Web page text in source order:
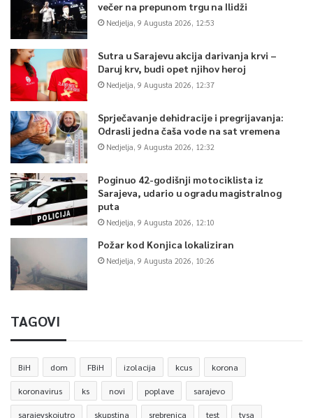
večer na prepunom trgu na Ilidži
Nedjelja, 9 Augusta 2026, 12:53
Sutra u Sarajevu akcija darivanja krvi –
Daruj krv, budi opet njihov heroj
Nedjelja, 9 Augusta 2026, 12:37
Sprječavanje dehidracije i pregrijavanja:
Odrasli jedna čaša vode na sat vremena
Nedjelja, 9 Augusta 2026, 12:32
Poginuo 42-godišnji motociklista iz
Sarajeva, udario u ogradu magistralnog
puta
Nedjelja, 9 Augusta 2026, 12:10
Požar kod Konjica lokaliziran
Nedjelja, 9 Augusta 2026, 10:26
TAGOVI
BiH dom FBiH izolacija kcus korona
koronavirus ks novi poplave sarajevo
sarajevskojutro skupstina srebrenica test tvsa